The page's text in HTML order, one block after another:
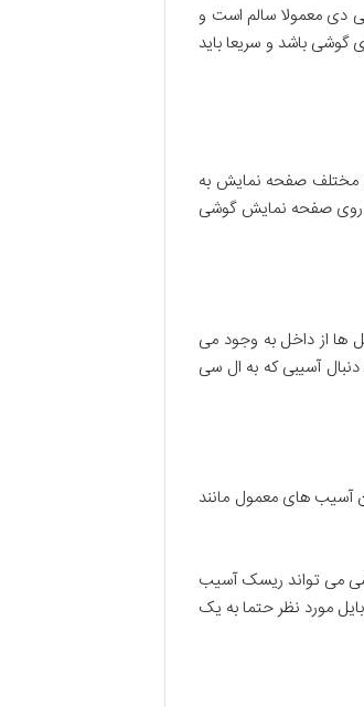
دی معمولا سالم است و
باشد و سریعا باید
مختلف صفحه نمایش به
روی صفحه نمایش گوشی
از داخل به وجود می
آسیبی که به ال سی
آسیب های معمول مانند
می تواند ریسک آسیب
مورد نظر حتما به یک